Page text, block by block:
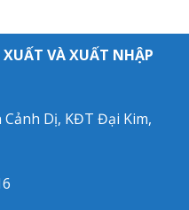
VÀ XUẤT NHẬP
Dị, KĐT Đại Kim,